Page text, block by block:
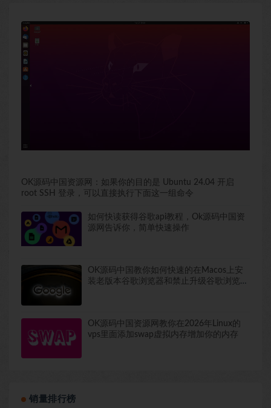
OK源码中国资源网：如果你的目的是 Ubuntu 24.04 开启
root SSH 登录，可以直接执行下面这一组命令
如何快读获得谷歌api教程，Ok源码中国资
源网告诉你，简单快速操作
OK源码中国教你如何快速的在Macos上安
装老版本谷歌浏览器和禁止升级谷歌浏览器
OK源码中国资源网教你在2026年Linux的
vps里面添加swap虚拟内存增加你的内存
销量排行榜